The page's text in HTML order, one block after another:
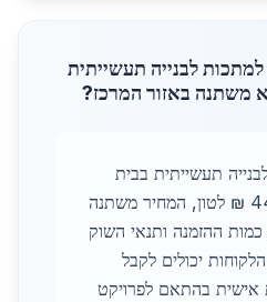
לבנייה תעשייתית
משתנה באזור המרכז?
תעשייתית בבית
שמש עומד על כ-4400 ₪ לטון, המחיר משתנה
ההזמנה ותנאי השוק
יכולים לקבל
אישית בהתאם לפרויקט